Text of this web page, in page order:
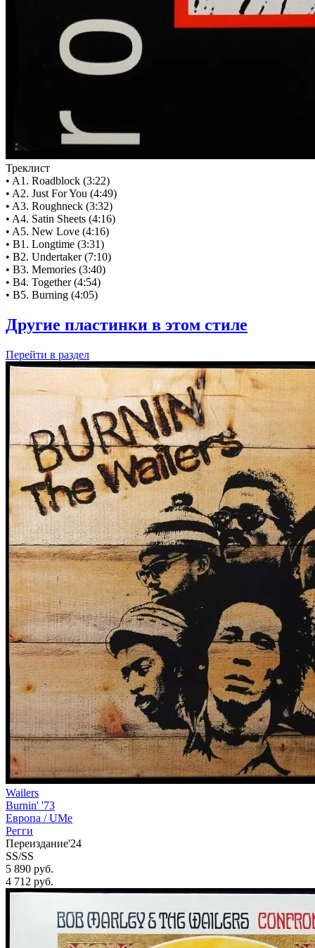
Треклист
• A1. Roadblock (3:22)
• A2. Just For You (4:49)
• A3. Roughneck (3:32)
• A4. Satin Sheets (4:16)
• A5. New Love (4:16)
• B1. Longtime (3:31)
• B2. Undertaker (7:10)
• B3. Memories (3:40)
• B4. Together (4:54)
• B5. Burning (4:05)
Другие пластинки в этом стиле
Перейти в раздел
Wailers
Burnin' '73
Европа /UMe
Регги
Переиздание'24
SS/SS
5 890 руб.
4 712 руб.